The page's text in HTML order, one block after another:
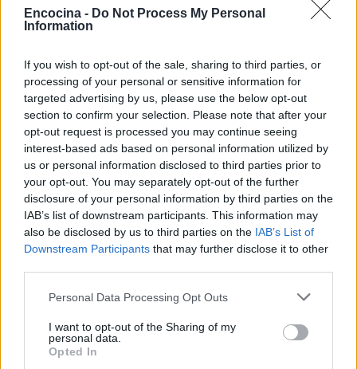
Encocina - Do Not Process My Personal
Information
If you wish to opt-out of the sale, sharing to third parties, or
processing of your personal or sensitive information for
targeted advertising by us, please use the below opt-out
section to confirm your selection. Please note that after your
opt-out request is processed you may continue seeing
interest-based ads based on personal information utilized by
us or personal information disclosed to third parties prior to
your opt-out. You may separately opt-out of the further
disclosure of your personal information by third parties on the
IAB’s list of downstream participants. This information may
also be disclosed by us to third parties on the IAB’s List of
Downstream Participants that may further disclose it to other
Please note that this website/app uses one or more Google
not limited to your visit or usage behaviour. You may click to
grant or deny consent to Google and its third-party tags to
use your data for below specified purposes in below Google
Personal Data Processing Opt Outs
I want to opt-out of the Sharing of my
personal data.
Opted In
Ingredientes y preparación para lograr hacer esta deliciosa
receta que trata de unos macarrones acompañados con
Redacción En Cocina · 13 Ago 2021
POSTRES
Cómo preparar macarrones de tarta de
queso y fresa